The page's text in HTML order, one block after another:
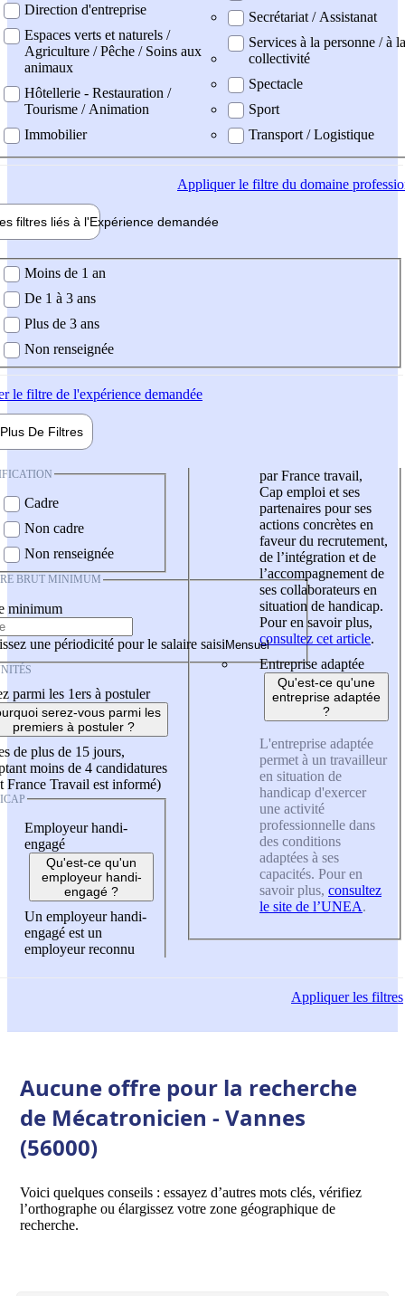
Direction d'entreprise
Espaces verts et naturels /
Agriculture / Pêche / Soins aux
animaux
Hôtellerie - Restauration /
Tourisme / Animation
Immobilier
Secrétariat / Assistanat
Services à la personne / à la
collectivité
Spectacle
Sport
Transport / Logistique
Appliquerle filtre du domaine
filtres liés à l'Expérience demandée
demandée
Moins de 1 an
De 1 à 3 ans
Plus de 3 ans
Non renseignée
le filtre de l'expérience demandée
Plus De Filtres
Cadre
Non cadre
Non renseignée
BRUT MINIMUM
minimum
une périodicité pour le salaire saisi
parmi les 1ers à postuler
serez-vous parmi les
premiers à postuler ?
de plus de 15 jours,
moins de 4 candidatures
France Travail est informé)
Employeur handi-
engagé
Qu'est-ce qu'un
employeur handi-
engagé ?
Un employeur handi-
engagé est un
employeur reconnu
par France travail,
Cap emploi et ses
partenaires pour ses
actions concrètes en
faveur du recrutement,
de l’intégration et de
l’accompagnement de
ses collaborateurs en
situation de handicap.
Pour en savoir plus,
consultez cet article.
Entreprise adaptée
Qu'est-ce qu'une
entreprise adaptée
?
L'entreprise adaptée
permet à un travailleur
en situation de
handicap d'exercer
une activité
professionnelle dans
des conditions
adaptées à ses
capacités. Pour en
savoir plus, consultez
le site de l’UNEA.
Appliquerles filtres
Aucune offre pour la recherche
de Mécatronicien - Vannes
(56000)
Voici quelques conseils : essayez d’autres mots clés, vérifiez
l’orthographe ou élargissez votre zone géographique de
recherche.